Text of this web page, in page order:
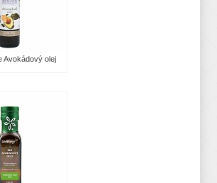
Avokádový olej